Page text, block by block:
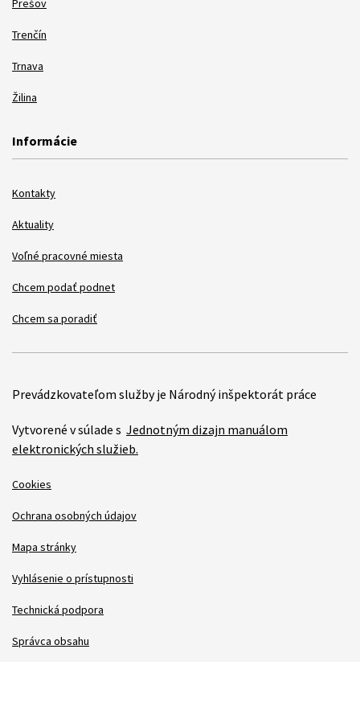
Prešov
Trenčín
Trnava
Žilina
Informácie
Kontakty
Aktuality
Voľné pracovné miesta
Chcem podať podnet
Chcem sa poradiť
Prevádzkovateľom služby je Národný inšpektorát práce
Vytvorené v súlade s Jednotným dizajn manuálom
elektronických služieb.
Cookies
Ochrana osobných údajov
Mapa stránky
Vyhlásenie o prístupnosti
Technická podpora
Správca obsahu